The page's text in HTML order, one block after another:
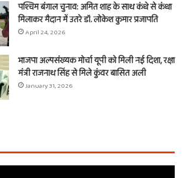
पश्चिम बंगाल चुनाव: अमित शाह के साथ कंधे से कंधा
मिलाकर मैदान में उतरे डॉ. लोकेश कुमार प्रजापति
April 24, 2026
भाजपा अल्पसंख्यक मोर्चा यूपी को मिली नई दिशा, रक्षा
मंत्री राजनाथ सिंह से मिले कुंवर बासित अली
January 31, 2026